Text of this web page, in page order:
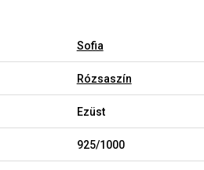
Sofia
Rózsaszín
Ezüst
925/1000